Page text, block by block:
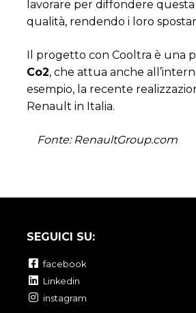
lavorare per diffondere
qualità, rendendo i loro
Il progetto con Cooltra è una
Co2, che attua anche
esempio, la recente
Renault in Italia.
Fonte: RenaultGroup.com
SEGUICI SU:
facebook
Linkedin
instagram